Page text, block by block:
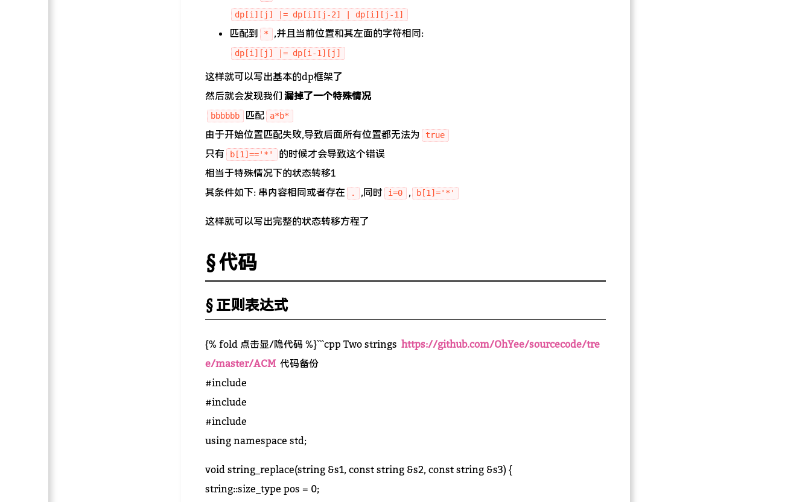
dp[i][j] |= dp[i][j-2] | dp[i][j-1]
匹配到 * ,并且当前位置和其左面的字符相同:
dp[i][j] |= dp[i-1][j]
这样就可以写出基本的dp框架了
然后就会发现我们 漏掉了一个特殊情况
bbbbbb 匹配 a*b*
由于开始位置匹配失败,导致后面所有位置都无法为 true
只有 b[1]=='*'
的时候才会导致这个错误
相当于特殊情况下的状态转移1
其条件如下: 串内容相同或者存在
. ,同时 i=0 , b[1]='*'
这样就可以写出完整的状态转移方程了
代码
正则表达式
{% fold 点击显/隐代码 %}```cpp Two strings https://github.com/OhYee/sourcecode/tre
e/master/ACM 代码备份
#include
#include
#include
using namespace std;
void string_replace(string &s1, const string &s2, const string &s3) {
string::size_type pos = 0;